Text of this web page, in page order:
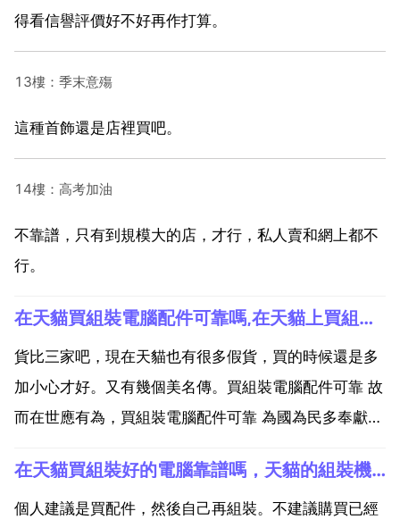
得看信譽評價好不好再作打算。
13樓：季末意殤
這種首飾還是店裡買吧。
14樓：高考加油
不靠譜，只有到規模大的店，才行，私人賣和網上都不
行。
在天貓買組裝電腦配件可靠嗎,在天貓上買組裝電腦可靠嗎，是直接買組裝機還是自己買配件組裝，哪種更便宜，質量更有保證？我想分期付款
貨比三家吧，現在天貓也有很多假貨，買的時候還是多
加小心才好。又有幾個美名傳。買組裝電腦配件可靠 故
而在世應有為，買組裝電腦配件可靠 為國為民多奉獻。
可靠 百姓茶餘飯後贊。買組裝電腦配件可靠 可靠是可
靠的 畢竟沒人會偷工減料給你而影響自己信譽，不過人
在天貓買組裝好的電腦靠譜嗎，天貓的組裝機靠譜嗎？
個人建議是買配件，然後自己再組裝。不建議購買已經